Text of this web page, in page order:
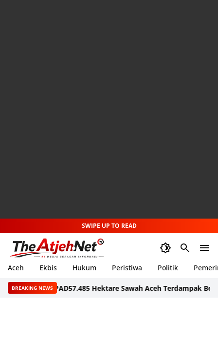
SWIPE UP TO READ
Aceh Ekbis Hukum Peristiwa Politik
BREAKING NEWS
Jadi PAD57.485 Hektare Sawah Aceh Terdampak Bencana,